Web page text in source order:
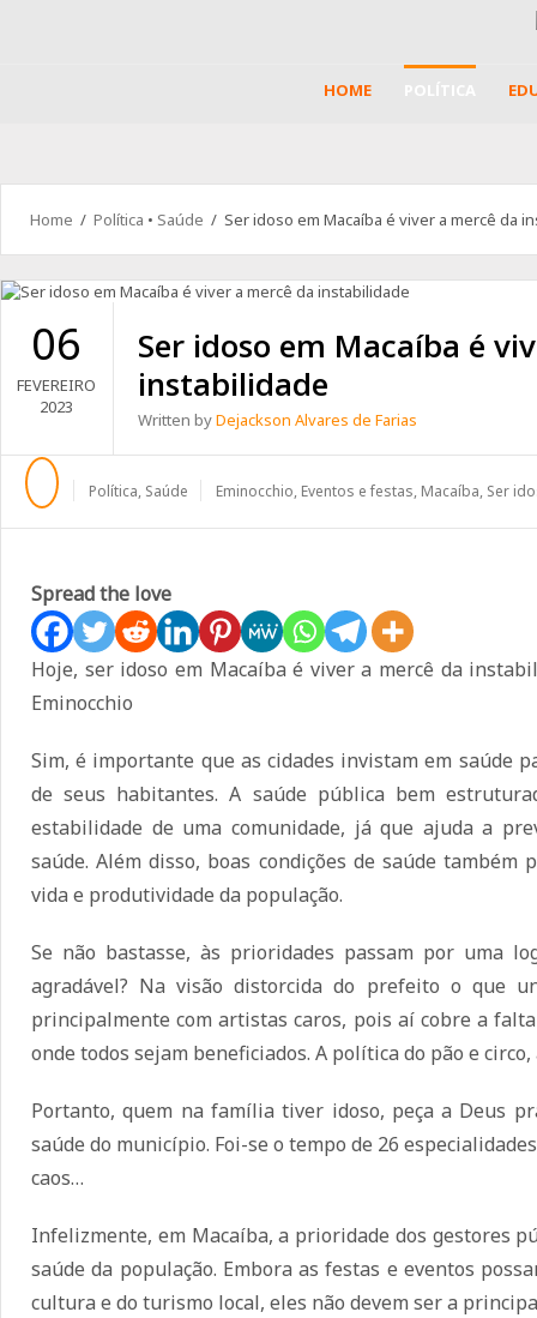
HOME
Home / Política • Saúde / Ser idoso em Macaíba é viver a mercê da
06
FEVEREIRO
2023
Ser idoso em Macaíba é
instabilidade
Written byDejackson Alvares de Farias
Política, Saúde Eminocchio, Eventos e festas, Macaíba, Ser
Spread the love
Hoje, ser idoso em Macaíba é viver a mercê da
Eminocchio
Sim, é importante que as cidades invistam em saúde
de seus habitantes.A saúde pública bem
estabilidade de uma comunidade, já que ajuda a
saúde.Além disso, boas condições de saúde também
vida e produtividade da população.
Se não bastasse, às prioridades passam por uma
agradável? Na visão distorcida do prefeito o que
principalmente com artistas caros, pois aí cobre a
onde todos sejam beneficiados. A política do pão e
Portanto, quem na família tiver idoso, peça a Deus
saúde do município. Foi-se o tempo de 26
caos…
Infelizmente, em Macaíba, a prioridade dos gestores
saúde da população. Embora as festas e eventos
cultura e do turismo local, eles não devem ser a